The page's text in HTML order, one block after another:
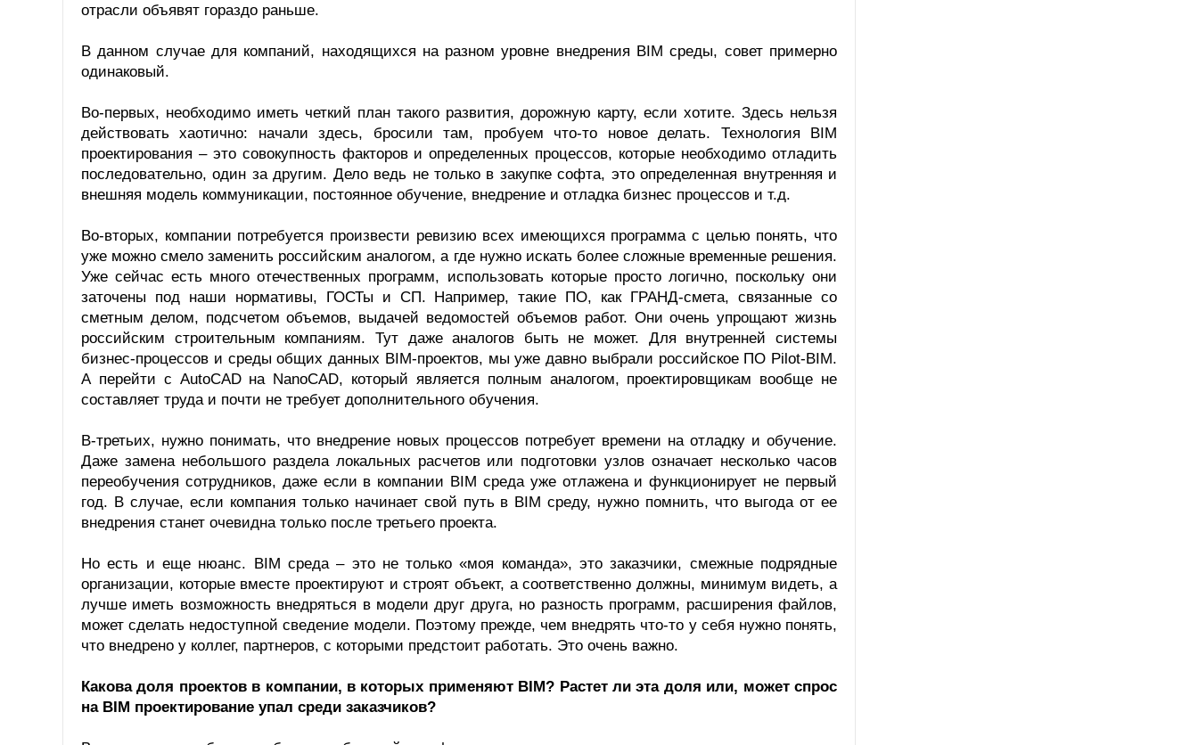
отрасли объявят гораздо раньше.
В данном случае для компаний, находящихся на разном уровне внедрения BIM среды, совет примерно
одинаковый.
Во-первых, необходимо иметь четкий план такого развития, дорожную карту, если хотите. Здесь нельзя
действовать хаотично: начали здесь, бросили там, пробуем что-то новое делать. Технология BIM
проектирования – это совокупность факторов и определенных процессов, которые необходимо отладить
последовательно, один за другим. Дело ведь не только в закупке софта, это определенная внутренняя и
внешняя модель коммуникации, постоянное обучение, внедрение и отладка бизнес процессов и т.д.
Во-вторых, компании потребуется произвести ревизию всех имеющихся программа с целью понять, что
уже можно смело заменить российским аналогом, а где нужно искать более сложные временные решения.
Уже сейчас есть много отечественных программ, использовать которые просто логично, поскольку они
заточены под наши нормативы, ГОСТы и СП. Например, такие ПО, как ГРАНД-смета, связанные со
сметным делом, подсчетом объемов, выдачей ведомостей объемов работ. Они очень упрощают жизнь
российским строительным компаниям. Тут даже аналогов быть не может. Для внутренней системы
бизнес-процессов и среды общих данных BIM-проектов, мы уже давно выбрали российское ПО Pilot-BIM.
А перейти с AutoCAD на NanoCAD, который является полным аналогом, проектировщикам вообще не
составляет труда и почти не требует дополнительного обучения.
В-третьих, нужно понимать, что внедрение новых процессов потребует времени на отладку и обучение.
Даже замена небольшого раздела локальных расчетов или подготовки узлов означает несколько часов
переобучения сотрудников, даже если в компании BIM среда уже отлажена и функционирует не первый
год. В случае, если компания только начинает свой путь в BIM среду, нужно помнить, что выгода от ее
внедрения станет очевидна только после третьего проекта.
Но есть и еще нюанс. BIM среда – это не только «моя команда», это заказчики, смежные подрядные
организации, которые вместе проектируют и строят объект, а соответственно должны, минимум видеть, а
лучше иметь возможность внедряться в модели друг друга, но разность программ, расширения файлов,
может сделать недоступной сведение модели. Поэтому прежде, чем внедрять что-то у себя нужно понять,
что внедрено у коллег, партнеров, с которыми предстоит работать. Это очень важно.
Какова доля проектов в компании, в которых применяют BIM? Растет ли эта доля или, может спрос
на BIM проектирование упал среди заказчиков?